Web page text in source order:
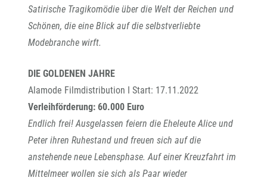
Satirische Tragikomödie über die Welt der Reichen und
Schönen, die eine Blick auf die selbstverliebte
Modebranche wirft.
DIE GOLDENEN JAHRE
Alamode Filmdistribution I Start: 17.11.2022
Verleihförderung: 60.000 Euro
Endlich frei! Ausgelassen feiern die Eheleute Alice und
Peter ihren Ruhestand und freuen sich auf die
anstehende neue Lebensphase. Auf einer Kreuzfahrt im
Mittelmeer wollen sie sich als Paar wieder